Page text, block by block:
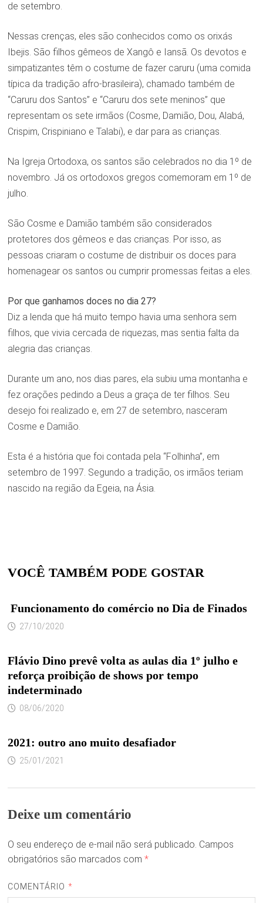
de setembro.
Nessas crenças, eles são conhecidos como os orixás
Ibejis. São filhos gêmeos de Xangô e Iansã. Os devotos e
simpatizantes têm o costume de fazer caruru (uma comida
típica da tradição afro-brasileira), chamado também de
“Caruru dos Santos” e “Caruru dos sete meninos” que
representam os sete irmãos (Cosme, Damião, Dou, Alabá,
Crispim, Crispiniano e Talabi), e dar para as crianças.
Na Igreja Ortodoxa, os santos são celebrados no dia 1º de
novembro. Já os ortodoxos gregos comemoram em 1º de
julho.
São Cosme e Damião também são considerados
protetores dos gêmeos e das crianças. Por isso, as
pessoas criaram o costume de distribuir os doces para
homenagear os santos ou cumprir promessas feitas a eles.
Por que ganhamos doces no dia 27?
Diz a lenda que há muito tempo havia uma senhora sem
filhos, que vivia cercada de riquezas, mas sentia falta da
alegria das crianças.
Durante um ano, nos dias pares, ela subiu uma montanha e
fez orações pedindo a Deus a graça de ter filhos. Seu
desejo foi realizado e, em 27 de setembro, nasceram
Cosme e Damião.
Esta é a história que foi contada pela “Folhinha”, em
setembro de 1997. Segundo a tradição, os irmãos teriam
nascido na região da Egeia, na Ásia.
VOCÊ TAMBÉM PODE GOSTAR
Funcionamento do comércio no Dia de Finados
27/10/2020
Flávio Dino prevê volta as aulas dia 1º julho e
reforça proibição de shows por tempo
indeterminado
08/06/2020
2021: outro ano muito desafiador
25/01/2021
Deixe um comentário
O seu endereço de e-mail não será publicado. Campos
obrigatórios são marcados com *
COMENTÁRIO *